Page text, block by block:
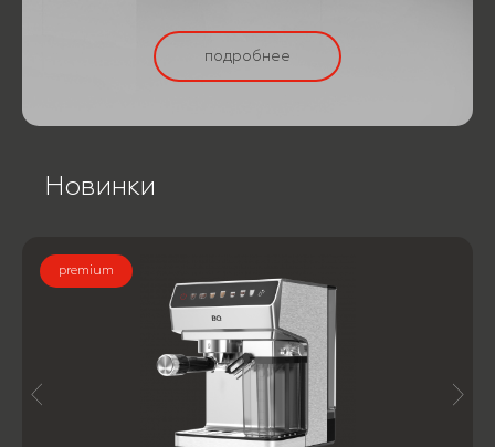
подробнее
Новинки
premium